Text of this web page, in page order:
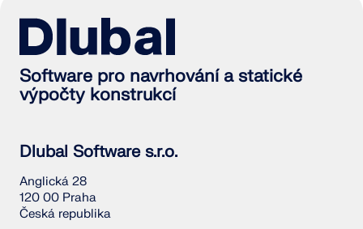
Software pro navrhování a statické
výpočty konstrukcí
Dlubal Software s.r.o.
Anglická 28
120 00 Praha
Česká republika